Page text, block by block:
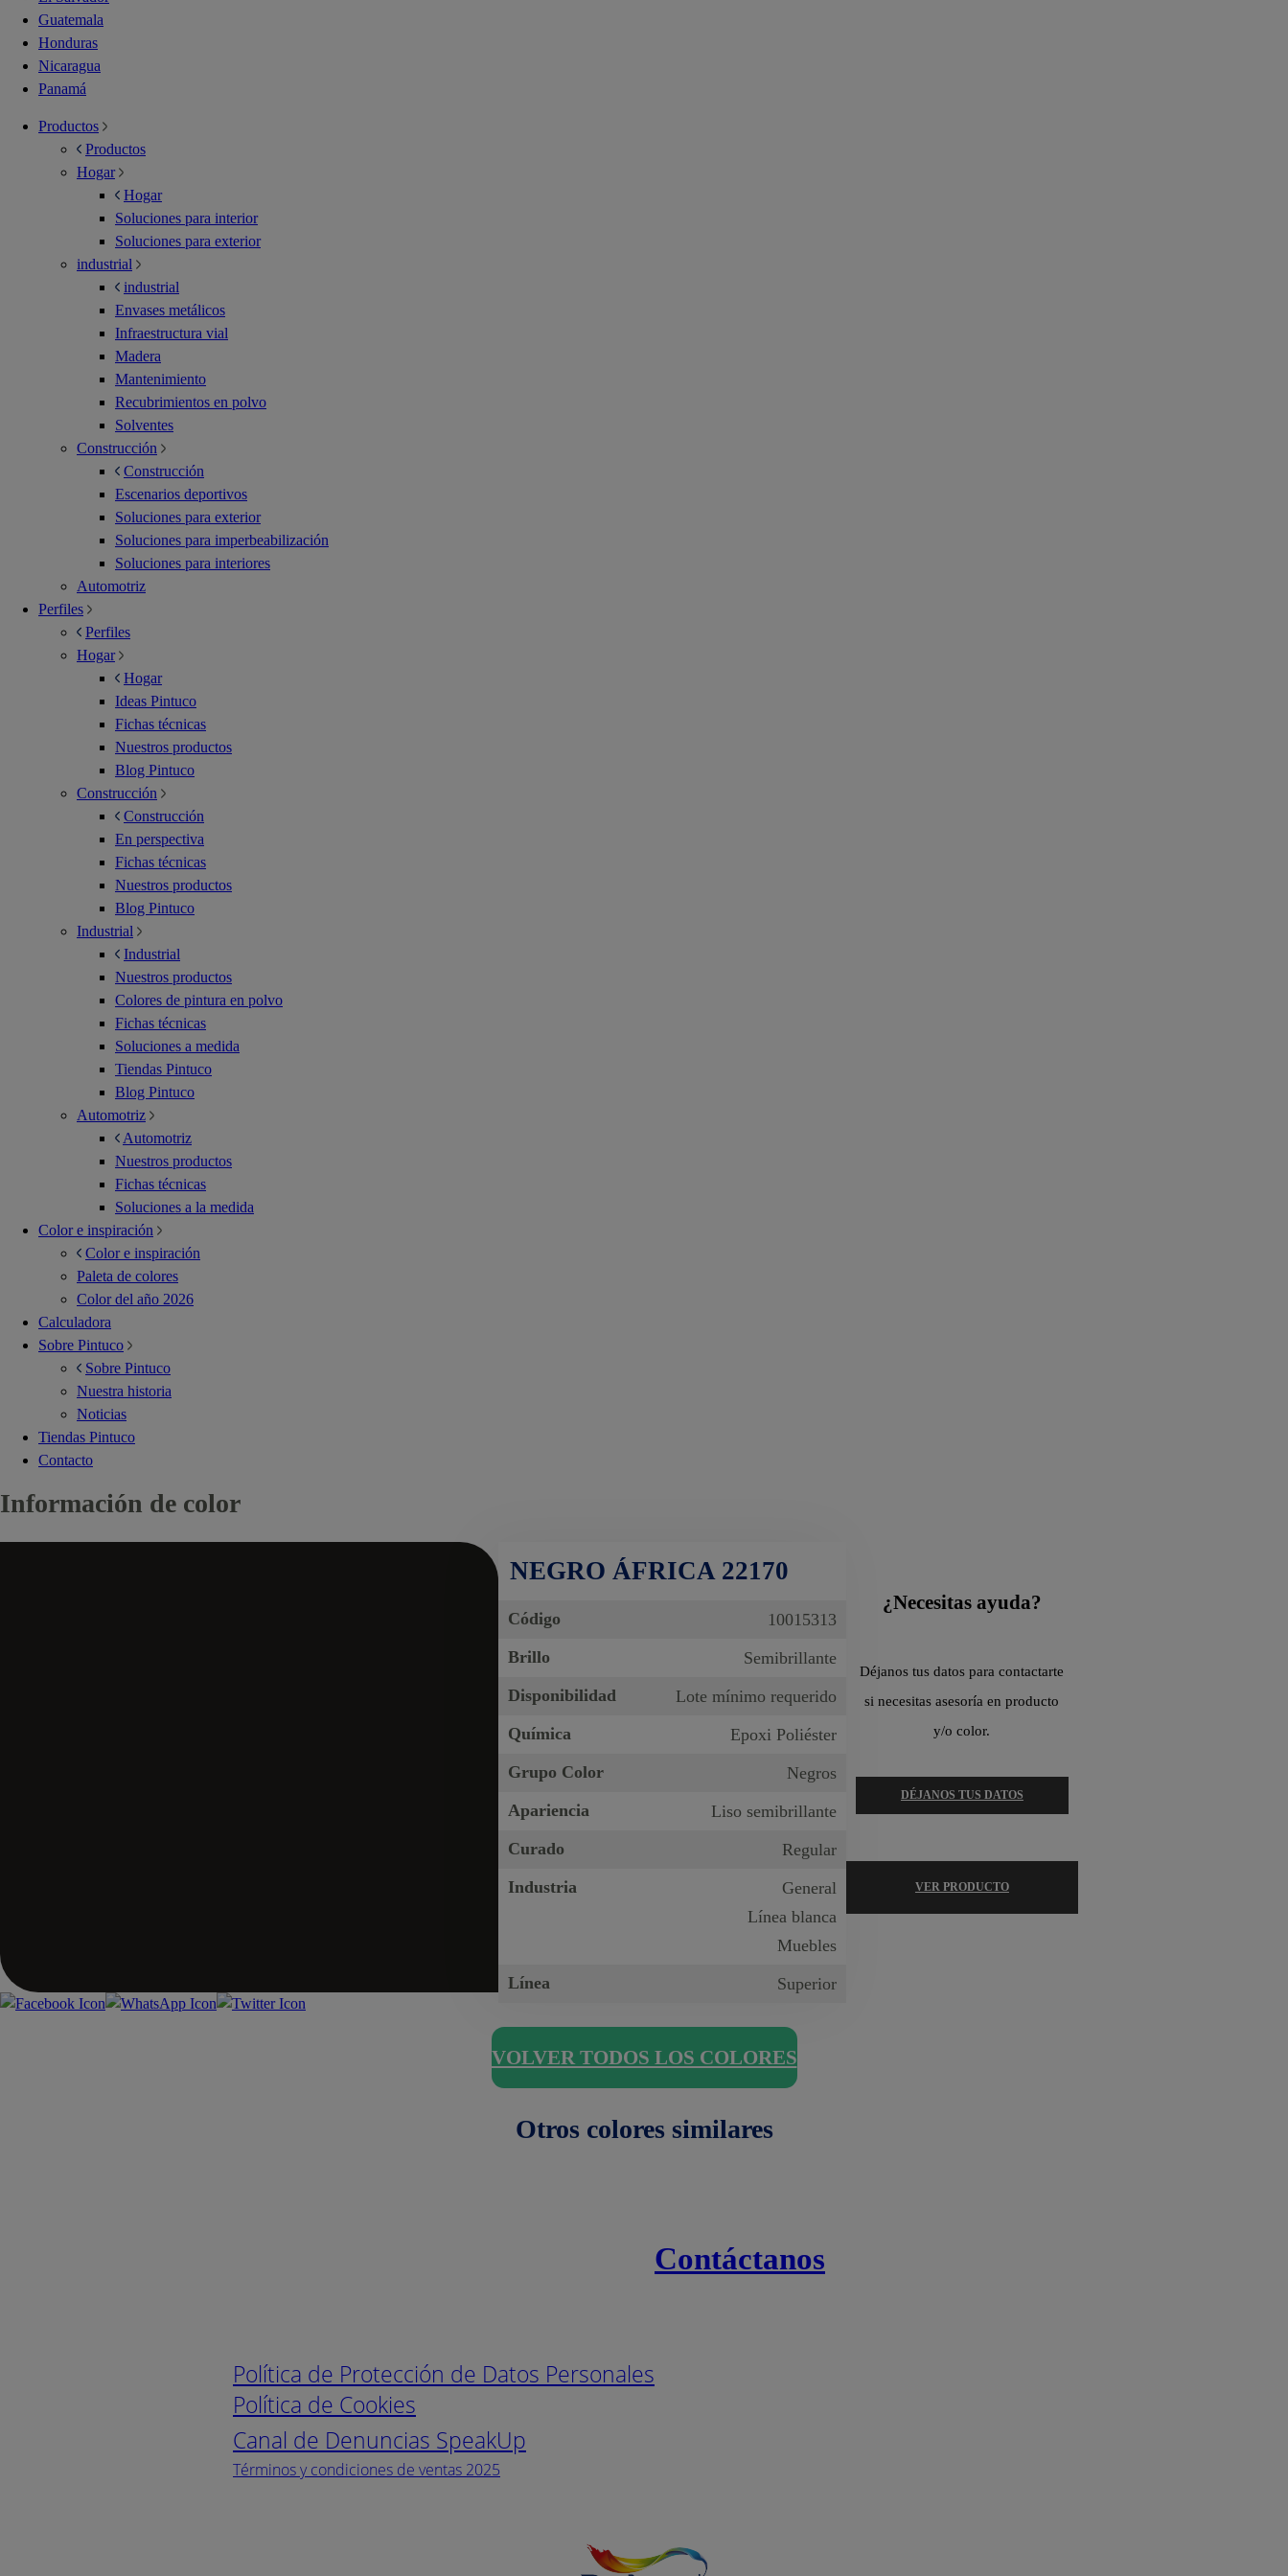
Guatemala
Honduras
Nicaragua
Panamá
Productos
Productos
Hogar
Hogar
Soluciones para interior
Soluciones para exterior
industrial
industrial
Envases metálicos
Infraestructura vial
Madera
Mantenimiento
Recubrimientos en polvo
Solventes
Construcción
Construcción
Escenarios deportivos
Soluciones para exterior
Soluciones para imperbeabilización
Soluciones para interiores
Automotriz
Perfiles
Perfiles
Hogar
Hogar
Ideas Pintuco
Fichas técnicas
Nuestros productos
Blog Pintuco
Construcción
Construcción
En perspectiva
Fichas técnicas
Nuestros productos
Blog Pintuco
Industrial
Industrial
Nuestros productos
Colores de pintura en polvo
Fichas técnicas
Soluciones a medida
Tiendas Pintuco
Blog Pintuco
Automotriz
Automotriz
Nuestros productos
Fichas técnicas
Soluciones a la medida
Color e inspiración
Color e inspiración
Paleta de colores
Color del año 2026
Calculadora
Sobre Pintuco
Sobre Pintuco
Nuestra historia
Noticias
Tiendas Pintuco
Contacto
Información de color
NEGRO ÁFRICA 22170
Código
10015313
Brillo
Semibrillante
Disponibilidad
Lote mínimo requerido
Química
Epoxi Poliéster
Grupo Color
Negros
Apariencia
Liso semibrillante
Curado
Regular
Industria
General
Línea blanca
Muebles
Línea
Superior
¿Necesitas ayuda?
Déjanos tus datos para contactarte
si necesitas asesoría en producto
y/o color.
DÉJANOS TUS DATOS
VER PRODUCTO
VOLVER TODOS LOS COLORES
Otros colores similares
Política de Protección de Datos Personales
Política de Cookies
Canal de Denuncias SpeakUp
Términos y condiciones de ventas 2025
Contáctanos